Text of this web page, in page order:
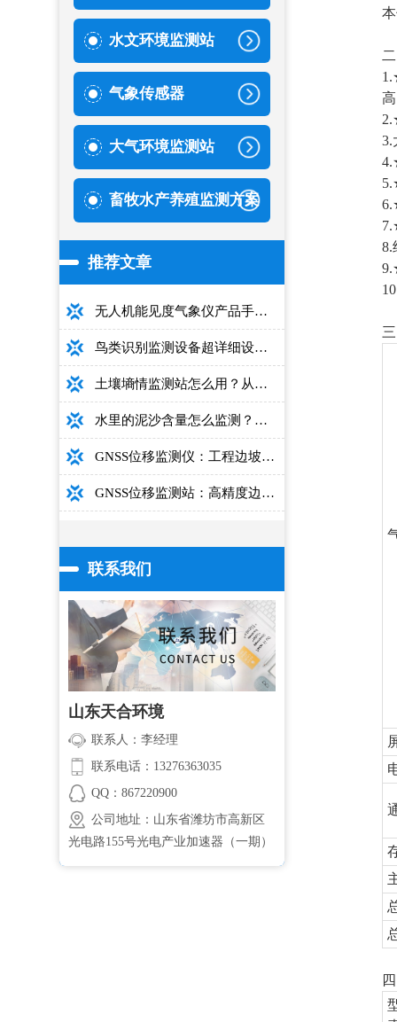
水文环境监测站
气象传感器
大气环境监测站
畜牧水产养殖监测方案
推荐文章
无人机能见度气象仪产品手册：型号推荐+详细性能参数+对比表+选购指南
鸟类识别监测设备超详细设备选型指南
土壤墒情监测站怎么用？从安装到数据解读的完整操作手册
水里的泥沙含量怎么监测？用这款光电测沙仪超方便！
GNSS位移监测仪：工程边坡毫米级高精度安全监测设备
GNSS位移监测站：高精度边坡大坝桥梁安全监测设备介绍
联系我们
山东天合环境
联系人：李经理
联系电话：13276363035
QQ：867220900
公司地址：山东省潍坊市高新区
光电路155号光电产业加速器（一期）
3.
8.